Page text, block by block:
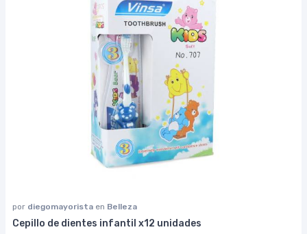
por diegomayorista en Belleza
Cepillo de dientes infantil x12 unidades